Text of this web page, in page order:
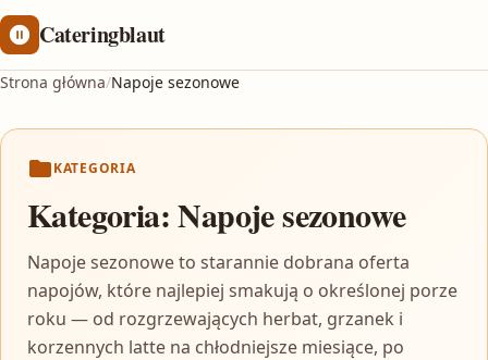
Cateringblaut
Strona główna/Napoje sezonowe
KATEGORIA
Kategoria:Napoje sezonowe
Napoje sezonowe to starannie dobrana oferta
napojów, które najlepiej smakują o określonej porze
roku — od rozgrzewających herbat, grzanek i
korzennych latte na chłodniejsze miesiące, po